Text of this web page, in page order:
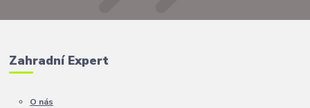
Zahradní Expert
O nás